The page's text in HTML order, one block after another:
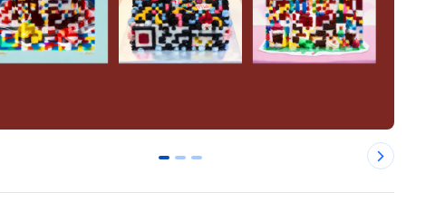
0 1 2